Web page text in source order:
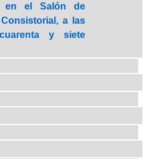
en el Salón de
a las
y siete